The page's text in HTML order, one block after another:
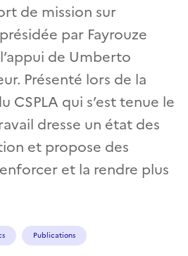
de mission sur
par Fayrouze
de Umberto
Présenté lors de la
CSPLA qui s’est tenue le
dresse un état des
et propose des
et la rendre plus
Publications